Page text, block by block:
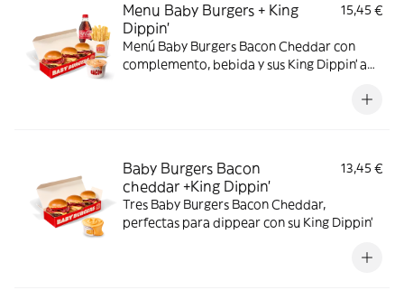
Menu Baby Burgers + King
Dippin’
15,45 €
Menú Baby Burgers Bacon Cheddar con
complemento, bebida y sus King Dippin’ a
Baby Burgers Bacon
cheddar +King Dippin’
13,45 €
Tres Baby Burgers Bacon Cheddar,
perfectas para dippear con su King Dippin’